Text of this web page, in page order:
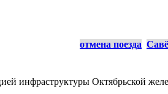
отмена поезда
инфраструктуры Октябрьской